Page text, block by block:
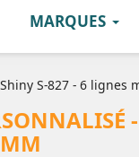
MARQUES
S-827 - 6 lignes